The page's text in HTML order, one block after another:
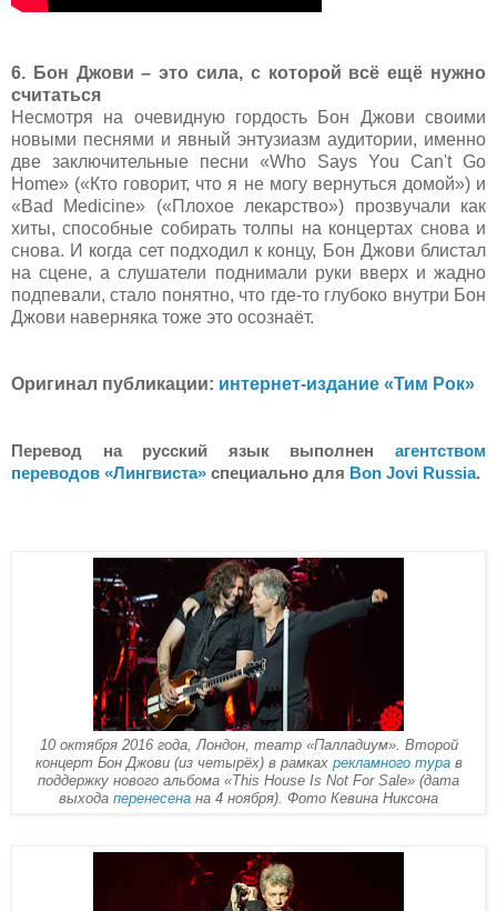
6. Бон Джови – это сила, с которой всё ещё нужно
считаться
Несмотря на очевидную гордость Бон Джови своими
новыми песнями и явный энтузиазм аудитории, именно
две заключительные песни «Who Says You Can't Go
Home» («Кто говорит, что я не могу вернуться домой») и
«Bad Medicine» («Плохое лекарство») прозвучали как
хиты, способные собирать толпы на концертах снова и
снова. И когда сет подходил к концу, Бон Джови блистал
на сцене, а слушатели поднимали руки вверх и жадно
подпевали, стало понятно, что где-то глубоко внутри Бон
Джови наверняка тоже это осознаёт.
Оригинал публикации: интернет-издание «Тим Рок»
Перевод на русский язык выполнен агентством
переводов «Лингвиста» специально для Bon Jovi Russia.
10 октября 2016 года, Лондон, театр «Палладиум». Второй
концерт Бон Джови (из четырёх) в рамках рекламного турав
поддержку нового альбома «This House Is Not For Sale» (дата
выхода перенесена на 4 ноября). Фото Кевина Никсона